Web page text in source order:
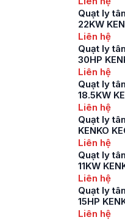
Quạt ly
22KW
Liên hệ
Quạt ly
30HP
Liên hệ
Quạt ly
18.5KW
Liên hệ
Quạt ly
KENKO
Liên hệ
Quạt ly
11KW
Liên hệ
Quạt ly
15HP
Liên hệ